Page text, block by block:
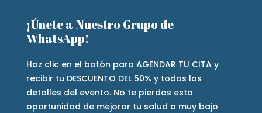
¡Únete a Nuestro Grupo de
WhatsApp!
Haz clic en el botón para AGENDAR TU CITA y
recibir tu DESCUENTO DEL 50% y todos los
detalles del evento. No te pierdas esta
oportunidad de mejorar tu salud a muy bajo